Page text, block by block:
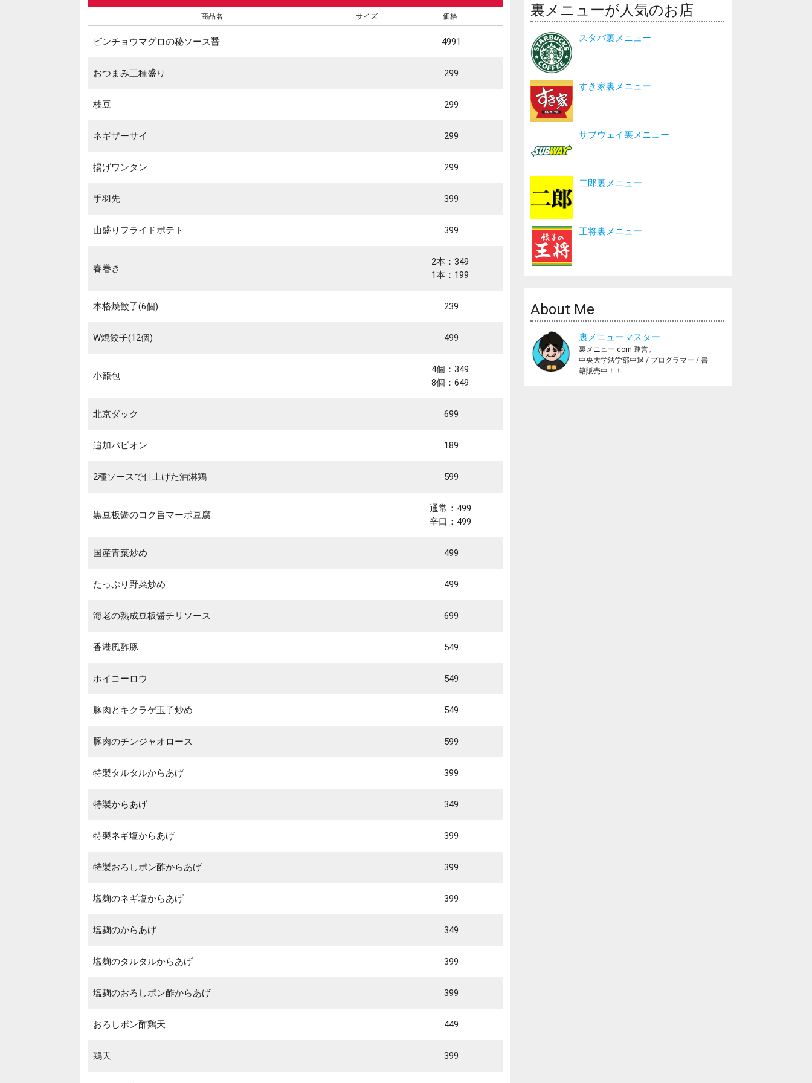
商品名 サイズ 価格
ビンチョウマグロの秘ソース醤 4991
おつまみ三種盛り 299
枝豆 299
ネギザーサイ 299
揚げワンタン 299
手羽先 399
山盛りフライドポテト 399
春巻き
2本：349
1本：199
本格焼餃子(6個) 239
W焼餃子(12個) 499
小籠包
4個：349
8個：649
北京ダック 699
追加パピオン 189
2種ソースで仕上げた油淋鶏 599
黒豆板醤のコク旨マーボ豆腐
通常：499
辛口：499
国産青菜炒め 499
たっぷり野菜炒め 499
海老の熟成豆板醤チリソース 699
香港風酢豚 549
ホイコーロウ 549
豚肉とキクラゲ玉子炒め 549
豚肉のチンジャオロース 599
特製タルタルからあげ 399
特製からあげ 349
特製ネギ塩からあげ 399
特製おろしポン酢からあげ 399
塩麹のネギ塩からあげ 399
塩麹のからあげ 349
塩麹のタルタルからあげ 399
塩麹のおろしポン酢からあげ 399
おろしポン酢鶏天 449
鶏天 399
裏メニューが人気のお店
スタバ裏メニュー
すき家裏メニュー
サブウェイ裏メニュー
二郎裏メニュー
王将裏メニュー
About Me
裏メニューマスター
裏メニュー.com 運営。
中央大学法学部中退 / プログラマー / 書
籍販売中！！